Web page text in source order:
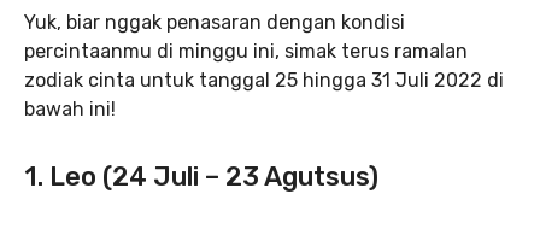
Yuk, biar nggak penasaran dengan kondisi
percintaanmu di minggu ini, simak terus ramalan
zodiak cinta untuk tanggal 25 hingga 31 Juli 2022 di
bawah ini!
1. Leo (24 Juli – 23 Agutsus)